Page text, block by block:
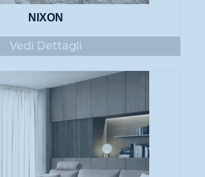
NIXON
Vedi Dettagli